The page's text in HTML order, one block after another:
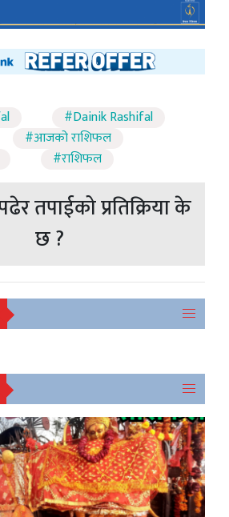
#Dainik Rashifal
#आजको राशिफल
#राशिफल
तपाईको प्रतिक्रिया के
छ ?